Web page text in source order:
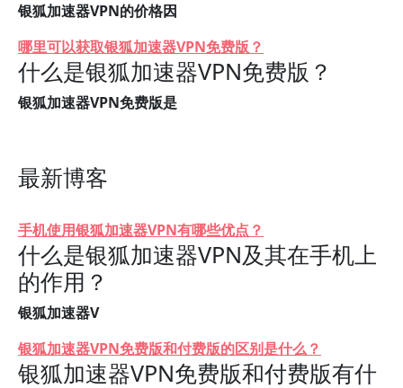
银狐加速器VPN的价格因
哪里可以获取银狐加速器VPN免费版？
什么是银狐加速器VPN免费版？
银狐加速器VPN免费版是
最新博客
手机使用银狐加速器VPN有哪些优点？
什么是银狐加速器VPN及其在手机上
的作用？
银狐加速器V
银狐加速器VPN免费版和付费版的区别是什么？
银狐加速器VPN免费版和付费版有什